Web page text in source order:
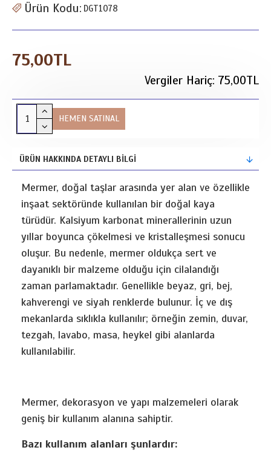
Ürün Kodu: DGT1078
75,00TL
Vergiler Hariç: 75,00TL
m2
HEMEN SATINAL
ÜRÜN HAKKINDA DETAYLI BİLGİ
Mermer, doğal taşlar arasında yer alan ve özellikle
inşaat sektöründe kullanılan bir doğal kaya
türüdür. Kalsiyum karbonat minerallerinin uzun
yıllar boyunca çökelmesi ve kristalleşmesi sonucu
oluşur. Bu nedenle, mermer oldukça sert ve
dayanıklı bir malzeme olduğu için cilalandığı
zaman parlamaktadır. Genellikle beyaz, gri, bej,
kahverengi ve siyah renklerde bulunur. İç ve dış
mekanlarda sıklıkla kullanılır; örneğin zemin, duvar,
tezgah, lavabo, masa, heykel gibi alanlarda
kullanılabilir.
Mermer, dekorasyon ve yapı malzemeleri olarak
geniş bir kullanım alanına sahiptir.
Bazı kullanım alanları şunlardır: